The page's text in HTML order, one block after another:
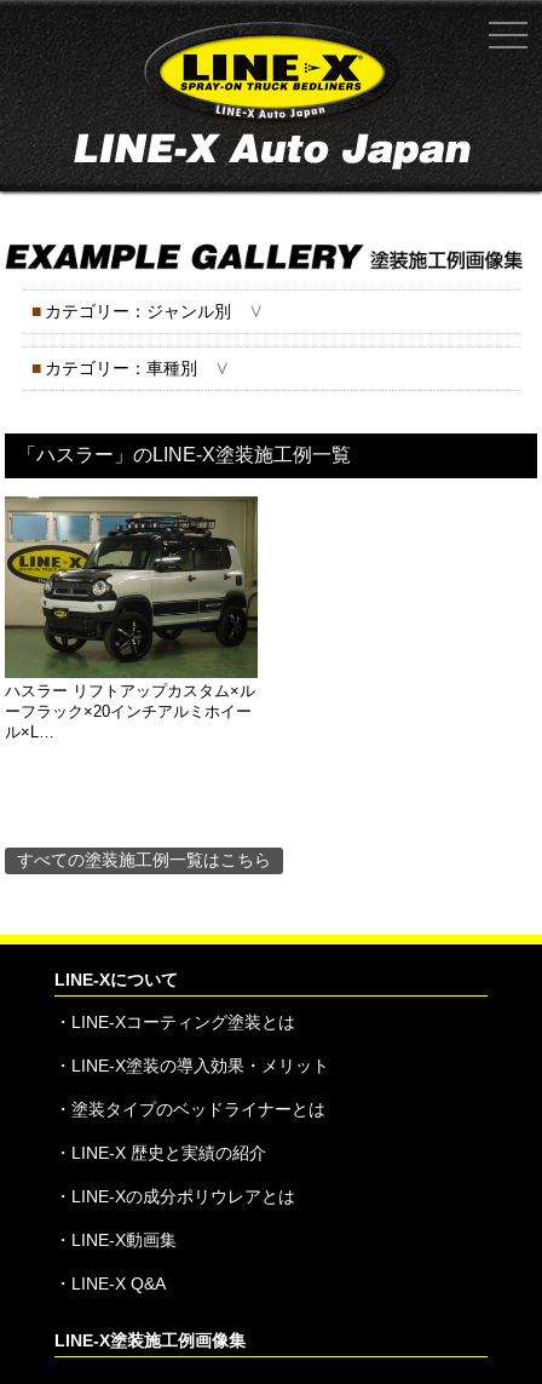
■ カテゴリー：ジャンル別 ∨
■ カテゴリー：車種別 ∨
「ハスラー」のLINE-X塗装施工例一覧
ハスラー リフトアップカスタム×ル
ーフラック×20インチアルミホイー
ル×L…
すべての塗装施工例一覧はこちら
LINE-Xについて
・ LINE-Xコーティング塗装とは
・ LINE-X塗装の導入効果・メリット
・ 塗装タイプのベッドライナーとは
・ LINE-X 歴史と実績の紹介
・ LINE-Xの成分ポリウレアとは
・ LINE-X動画集
・ LINE-X Q&A
LINE-X塗装施工例画像集